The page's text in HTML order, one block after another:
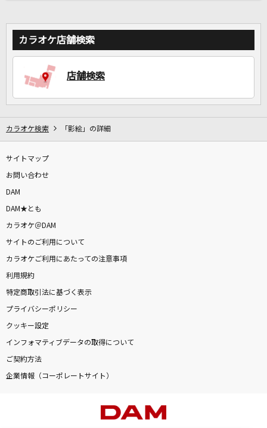
カラオケ店舗検索
店舗検索
カラオケ検索 「影絵」の詳細
サイトマップ
お問い合わせ
DAM
DAM★とも
カラオケ＠DAM
サイトのご利用について
カラオケご利用にあたっての注意事項
利用規約
特定商取引法に基づく表示
プライバシーポリシー
クッキー設定
インフォマティブデータの取得について
ご契約方法
企業情報（コーポレートサイト）